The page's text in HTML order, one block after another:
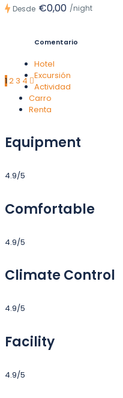
Desde €0,00 /night
1 23 4
Comentario
Hotel
Excursión
Actividad
Carro
Renta
Equipment
4.9/5
Comfortable
4.9/5
Climate Control
4.9/5
Facility
4.9/5